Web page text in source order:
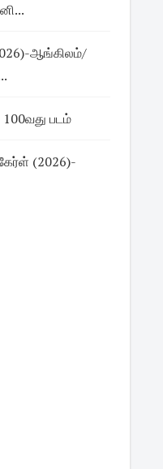
ஆங்கிலம்/
100வது படம்
(2026)-